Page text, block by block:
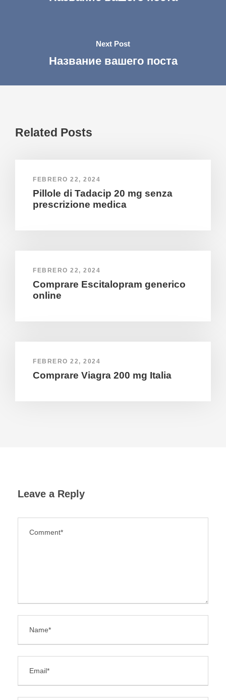
Next Post
Название вашего поста
Related Posts
FEBRERO 22, 2024
Pillole di Tadacip 20 mg senza
prescrizione medica
FEBRERO 22, 2024
Comprare Escitalopram generico
online
FEBRERO 22, 2024
Comprare Viagra 200 mg Italia
Leave a Reply